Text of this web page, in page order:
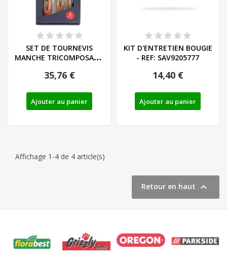
SET DE TOURNEVIS
MANCHE TRICOMPOSANT
35,76 €
Ajouter au panier
KIT D'ENTRETIEN BOUGIE
- REF: SAV9205777
14,40 €
Ajouter au panier
Affichage 1-4 de 4 article(s)
Retour en haut 